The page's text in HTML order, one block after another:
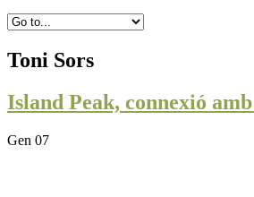
Toni Sors
Island Peak, connexió
Gen 07